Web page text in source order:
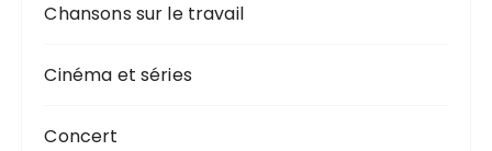
Chansons sur le travail
Cinéma et séries
Concert